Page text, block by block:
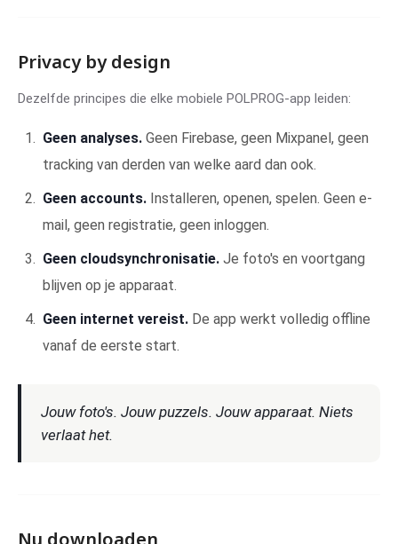
Privacy by design
Dezelfde principes die elke mobiele POLPROG-app leiden:
Geen analyses. Geen Firebase, geen Mixpanel, geen
tracking van derden van welke aard dan ook.
Geen accounts. Installeren, openen, spelen. Geen e-
mail, geen registratie, geen inloggen.
Geen cloudsynchronisatie. Je foto's en voortgang
blijven op je apparaat.
Geen internet vereist. De app werkt volledig offline
vanaf de eerste start.
Jouw foto's. Jouw puzzels. Jouw apparaat. Niets
verlaat het.